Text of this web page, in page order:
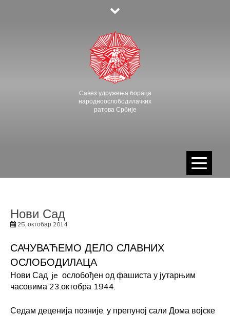
Савез удружења бораца
народноослободилачких
ратова Србије
Нови Сад
25. октобар 2014.
САЧУВАЋЕМО ДЕЛО СЛАВНИХ
ОСЛОБОДИЛАЦА
Нови Сад je ослобођен од фашиста у јутарњим
часовима 23.октобра 1944.
Седам деценија позније, у препуној сали Дома војске